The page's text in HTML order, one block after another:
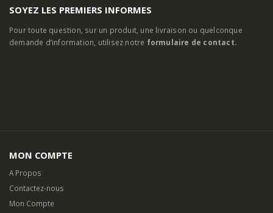
SOYEZ LES PREMIERS INFORMES
Pour toute question, sur un produit, une livraison ou quelconque
demande d’information, utilisez notre formulaire de contact.
MON COMPTE
A Propos
Contactez-nous
Mon Compte